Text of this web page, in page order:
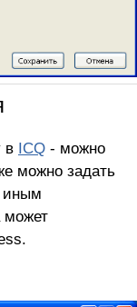
в ICQ- можно
можно задать
иным
может